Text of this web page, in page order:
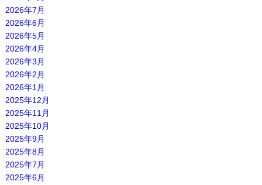
2026年7月
2026年6月
2026年5月
2026年4月
2026年3月
2026年2月
2026年1月
2025年12月
2025年11月
2025年10月
2025年9月
2025年8月
2025年7月
2025年6月